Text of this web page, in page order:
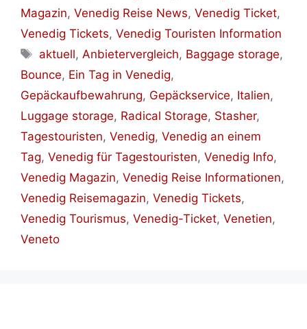
Magazin, Venedig Reise News, Venedig Ticket,
Venedig Tickets, Venedig Touristen Information
Schlagwörter
aktuell, Anbietervergleich, Baggage storage,
Bounce, Ein Tag in Venedig,
Gepäckaufbewahrung, Gepäckservice, Italien,
Luggage storage, Radical Storage, Stasher,
Tagestouristen, Venedig, Venedig an einem
Tag, Venedig für Tagestouristen, Venedig Info,
Venedig Magazin, Venedig Reise Informationen,
Venedig Reisemagazin, Venedig Tickets,
Venedig Tourismus, Venedig-Ticket, Venetien,
Veneto